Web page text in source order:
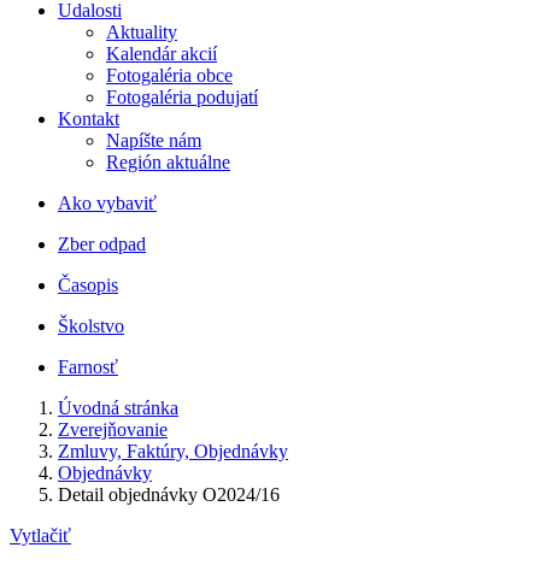
Udalosti
Aktuality
Kalendár akcií
Fotogaléria obce
Fotogaléria podujatí
Kontakt
Napíšte nám
Región aktuálne
Ako vybaviť
Zber odpad
Časopis
Školstvo
Farnosť
Úvodná stránka
Zverejňovanie
Zmluvy, Faktúry, Objednávky
Objednávky
Detail objednávky O2024/16
Vytlačiť